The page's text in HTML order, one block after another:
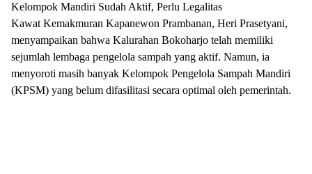
Kelompok Mandiri Sudah Aktif, Perlu Legalitas
Kawat Kemakmuran Kapanewon Prambanan, Heri Prasetyani,
menyampaikan bahwa Kalurahan Bokoharjo telah memiliki
sejumlah lembaga pengelola sampah yang aktif. Namun, ia
menyoroti masih banyak Kelompok Pengelola Sampah Mandiri
(KPSM) yang belum difasilitasi secara optimal oleh pemerintah.